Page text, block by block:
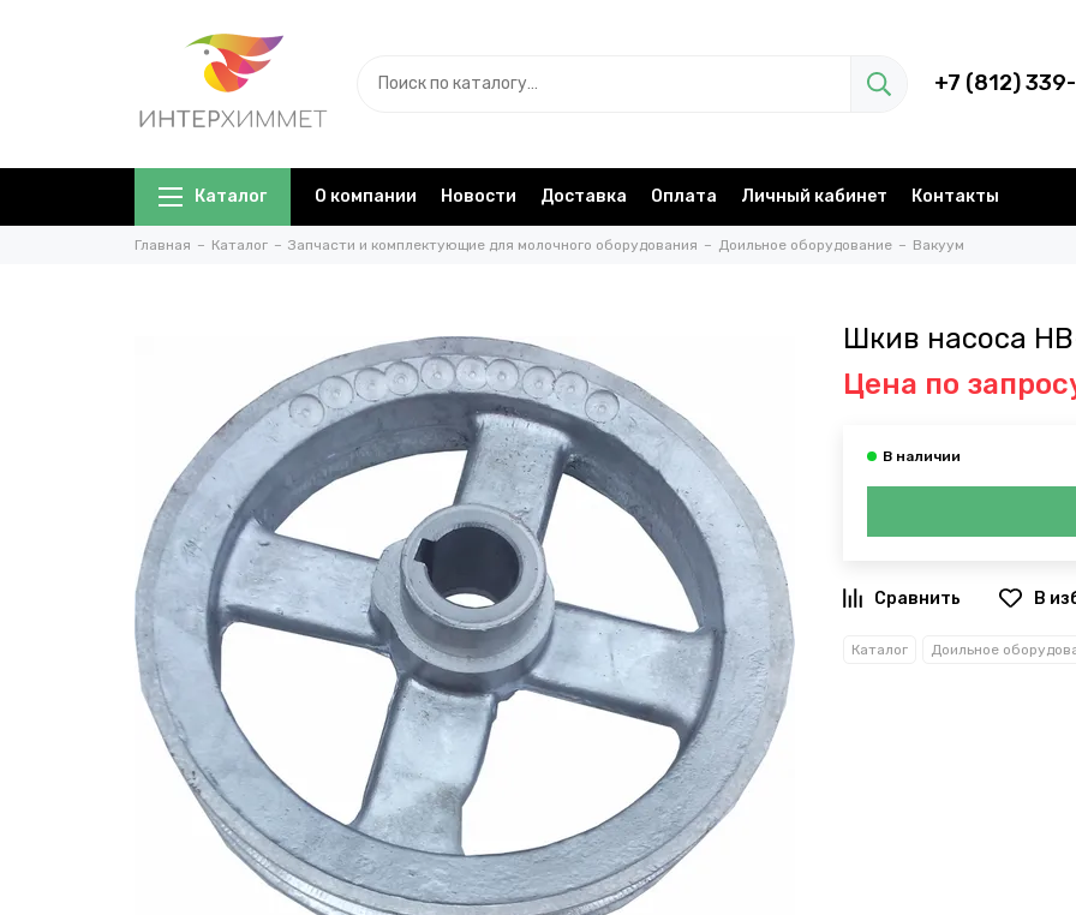
+7 (812)
Каталог О компании Новости Доставка Оплата Личный кабинет Контакты
Главная Каталог Запчасти и комплектующие для молочного оборудования Доильное оборудование Вакуум
Шкив насоса
Цена по
В
Каталог Доильное